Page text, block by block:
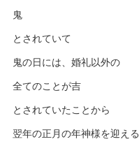
鬼
とされていて
鬼の日には、婚礼以外の
全てのことが吉
とされていたことから
翌年の正月の年神様を迎える